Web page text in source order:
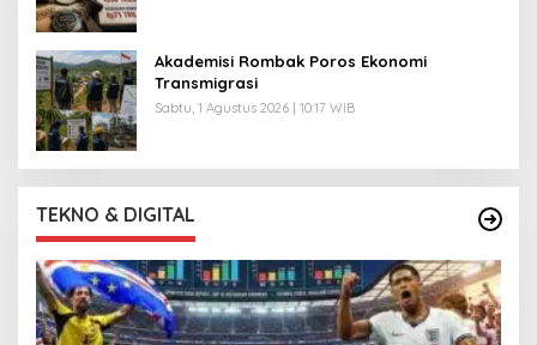
Akademisi Rombak Poros Ekonomi
Transmigrasi
Sabtu, 1 Agustus 2026 | 10:17 WIB
TEKNO & DIGITAL